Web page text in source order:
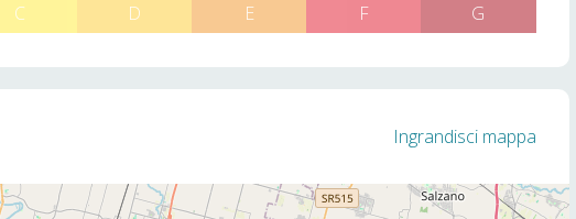
C D E F G
Ingrandisci mappa